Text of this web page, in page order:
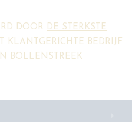
DOOR DE STERKSTE
KLANTGERICHTE BEDRIJF
BOLLENSTREEK